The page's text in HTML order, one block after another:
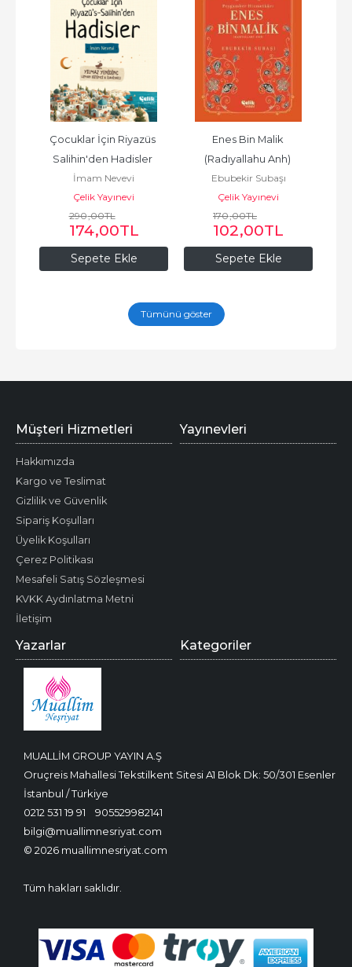
Sepete Ekle
Çocuklar İçin Riyazüs
Salihin'den Hadisler
Çocuk Üniversitesi
İmam Nevevi
Çelik Yayınevi
290,00TL
174,00TL
Sepete Ekle
Enes Bin Malik
(Radıyallahu Anh)
Peygamber Hizmetkarı -
Hidayet Yıldızları
Ebubekir Subaşı
Çelik Yayınevi
170,00TL
102,00TL
Tümünü göster
MUALLİM GROUP YAYIN A.Ş
Oruçreis Mahallesi Tekstilkent Sitesi A1 Blok Dk: 50/301 Esenler
İstanbul / Türkiye
0212 531 19 91
905529982141
bilgi@muallimnesriyat.com
© 2026 muallimnesriyat.com
Tüm hakları saklıdır.
Müşteri Hizmetleri
Hakkımızda
Kargo ve Teslimat
Gizlilik ve Güvenlik
Sipariş Koşulları
Üyelik Koşulları
Çerez Politikası
Mesafeli Satış Sözleşmesi
KVKK Aydınlatma Metni
İletişim
Yayınevleri
Yazarlar Kategoriler